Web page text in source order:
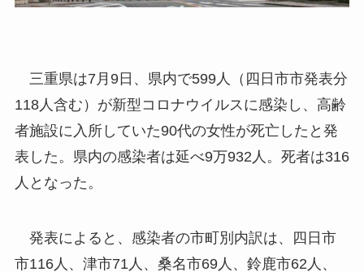
三重県は7月9日、県内で599人（四日市市発表分
118人含む）が新型コロナウイルスに感染し、高齢
者施設に入所していた90代の女性が死亡したと発
表した。県内の感染者は延べ9万932人。死者は316
人となった。
発表によると、感染者の市町別内訳は、四日市
市116人、津市71人、桑名市69人、鈴鹿市62人、